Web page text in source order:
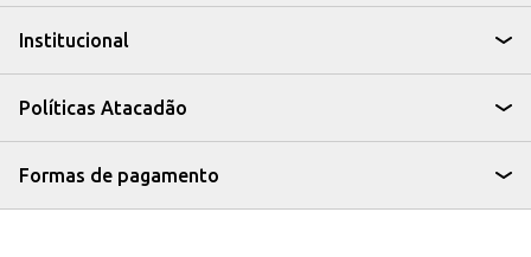
Institucional
Políticas Atacadão
Formas de pagamento